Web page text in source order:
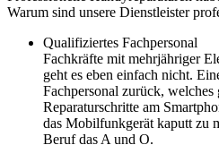
Warum sind unsere Dienstleister
Qualifiziertes Fachpersonal
Fachkräfte mit mehrjähriger
geht es eben einfach nicht.
Fachpersonal zurück,
Reparaturschritte am
das Mobilfunkgerät kaputt zu
Beruf das A und O.